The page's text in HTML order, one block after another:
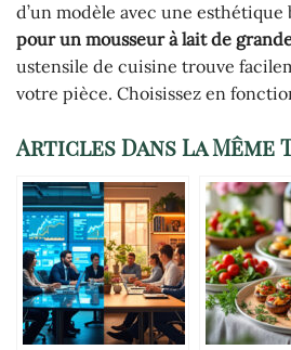
d’un modèle avec une esthétique
pour un mousseur à lait de
ustensile de cuisine trouve
votre pièce. Choisissez en
Articles Dans La Même